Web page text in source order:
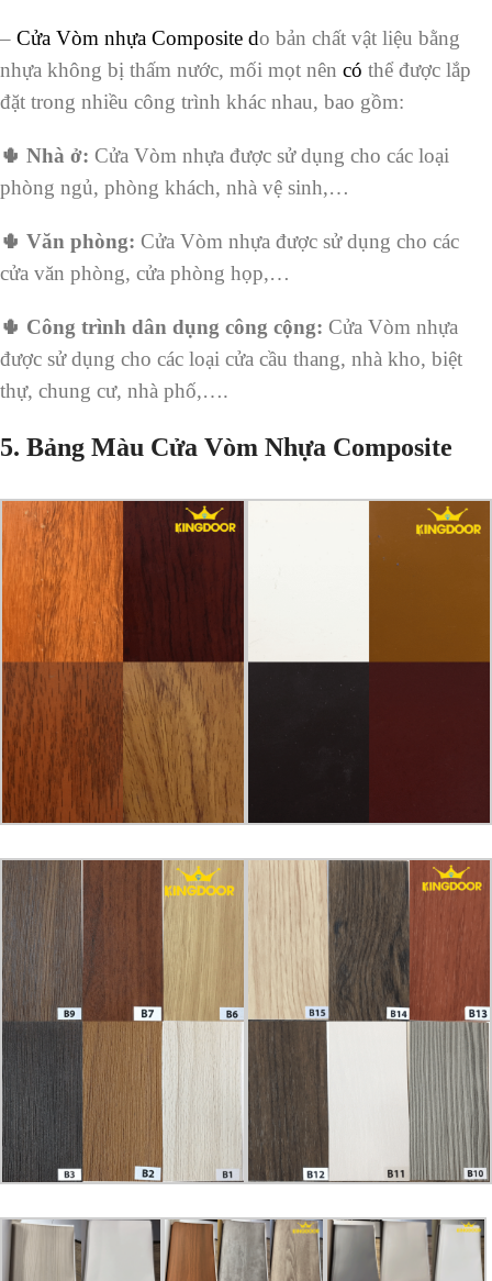
– Cửa Vòm nhựa Composite do bản chất vật liệu bằng
nhựa không bị thấm nước, mối mọt nên có thể được lắp
đặt trong nhiều công trình khác nhau, bao gồm:
🌵 Nhà ở: Cửa Vòm nhựa được sử dụng cho các loại
phòng ngủ, phòng khách, nhà vệ sinh,…
🌵 Văn phòng: Cửa Vòm nhựa được sử dụng cho các
cửa văn phòng, cửa phòng họp,…
🌵 Công trình dân dụng công cộng: Cửa Vòm nhựa
được sử dụng cho các loại cửa cầu thang, nhà kho, biệt
thự, chung cư, nhà phố,….
5. Bảng Màu Cửa Vòm Nhựa Composite